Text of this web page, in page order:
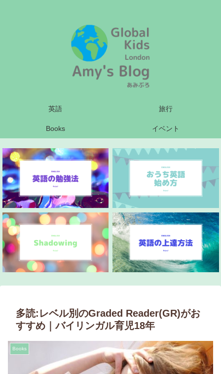
英語 旅行
Books イベント
多読:レベル別のGraded Reader(GR)がお
すすめ｜バイリンガル育児18年
Books